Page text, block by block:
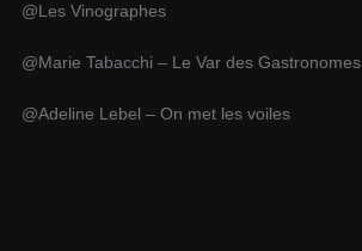
@Les Vinographes
@Marie Tabacchi – Le Var des Gastronomes
@Adeline Lebel – On met les voiles